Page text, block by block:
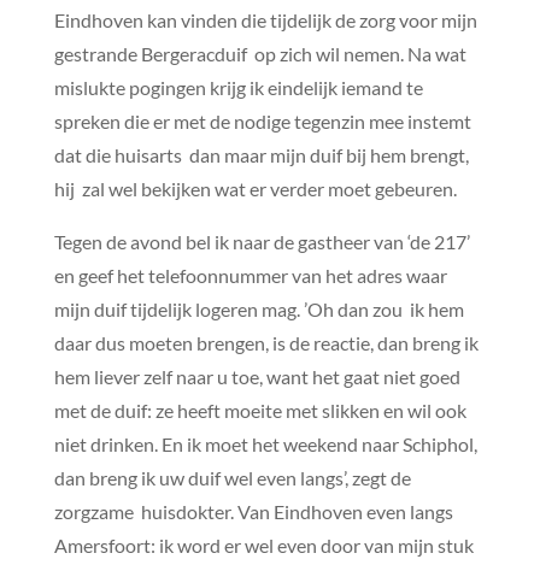
Eindhoven kan vinden die tijdelijk de zorg voor mijn
gestrande Bergeracduif op zich wil nemen. Na wat
mislukte pogingen krijg ik eindelijk iemand te
spreken die er met de nodige tegenzin mee instemt
dat die huisarts dan maar mijn duif bij hem brengt,
hij zal wel bekijken wat er verder moet gebeuren.
Tegen de avond bel ik naar de gastheer van ‘de 217’
en geef het telefoonnummer van het adres waar
mijn duif tijdelijk logeren mag. ’Oh dan zou ik hem
daar dus moeten brengen, is de reactie, dan breng ik
hem liever zelf naar u toe, want het gaat niet goed
met de duif: ze heeft moeite met slikken en wil ook
niet drinken. En ik moet het weekend naar Schiphol,
dan breng ik uw duif wel even langs’, zegt de
zorgzame huisdokter. Van Eindhoven even langs
Amersfoort: ik word er wel even door van mijn stuk